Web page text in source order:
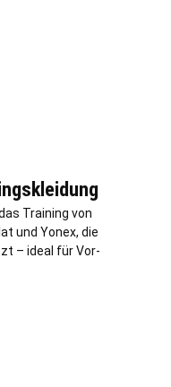
Training von
und Yonex, die
– ideal für Vor-